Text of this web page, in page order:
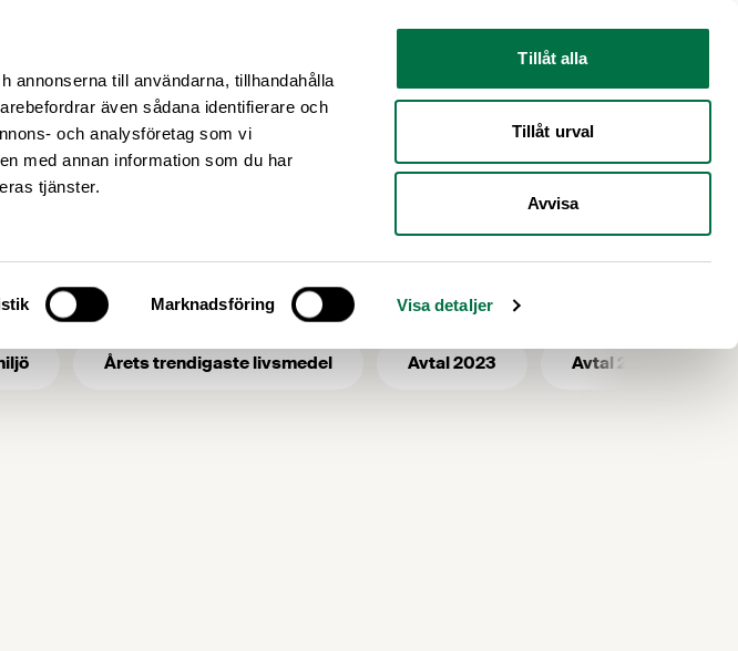
annonserna till användarna, tillhandahålla
även sådana identifierare och
och analysföretag som vi
med annan information som du har
tjänster.
Marknadsföring Visa detaljer
Tillåt alla
Tillåt urval
Avvisa
Årets trendigaste livsmedel Avtal 2023 Avtal 2025